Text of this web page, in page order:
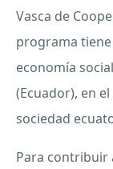
Vasca de
programa
economía
(Ecuador), en
sociedad
Para contribuir